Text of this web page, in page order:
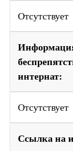
Отсутствует
интернат:
Отсутствует
Ссылка на